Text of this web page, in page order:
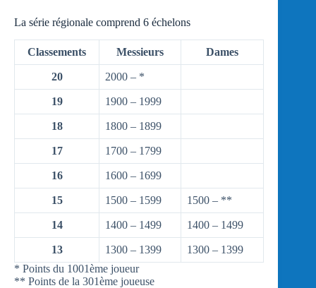
La série régionale comprend 6 échelons
Classements Messieurs Dames
20 2000 – *
19 1900 – 1999
18 1800 – 1899
17 1700 – 1799
16 1600 – 1699
15 1500 – 1599 1500 – **
14 1400 – 1499 1400 – 1499
13 1300 – 1399
1300 – 1399
* Points du 1001ème joueur
** Points de la 301ème joueuse